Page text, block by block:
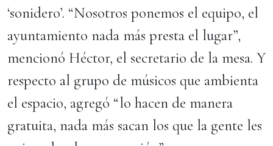
‘sonidero’. “Nosotros ponemos el equipo, el
ayuntamiento nada más presta el lugar”,
mencionó Héctor, el secretario de la mesa. Y
respecto al grupo de músicos que ambienta
el espacio, agregó “lo hacen de manera
gratuita, nada más sacan los que la gente les